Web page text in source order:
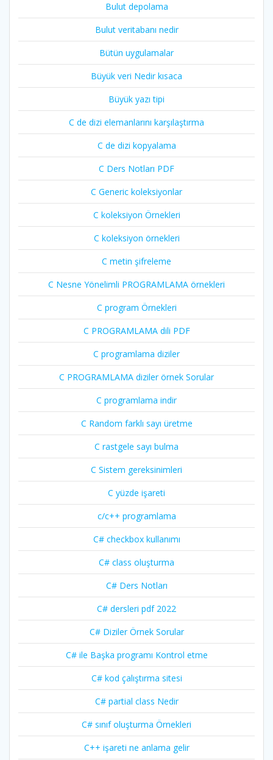
Bulut depolama
Bulut veritabanı nedir
Bütün uygulamalar
Büyük veri Nedir kısaca
Büyük yazı tipi
C de dizi elemanlarını karşılaştırma
C de dizi kopyalama
C Ders Notları PDF
C Generic koleksiyonlar
C koleksiyon Örnekleri
C koleksiyon örnekleri
C metin şifreleme
C Nesne Yönelimli PROGRAMLAMA örnekleri
C program Örnekleri
C PROGRAMLAMA dili PDF
C programlama diziler
C PROGRAMLAMA diziler örnek Sorular
C programlama indir
C Random farklı sayı üretme
C rastgele sayı bulma
C Sistem gereksinimleri
C yüzde işareti
c/c++ programlama
C# checkbox kullanımı
C# class oluşturma
C# Ders Notları
C# dersleri pdf 2022
C# Diziler Örnek Sorular
C# ile Başka programı Kontrol etme
C# kod çalıştırma sitesi
C# partial class Nedir
C# sınıf oluşturma Örnekleri
C++ işareti ne anlama gelir